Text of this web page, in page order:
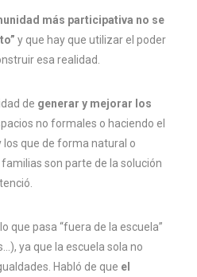
más participativa no se
y que hay que utilizar el poder
esa realidad.
de generar y mejorar los
no formales o haciendo el
que de forma natural o
son parte de la solución
que pasa “fuera de la escuela”
ya que la escuela sola no
Habló de que el